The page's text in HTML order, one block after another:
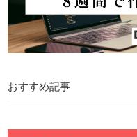
おすすめ記事